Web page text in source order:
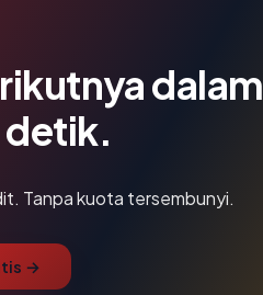
dalam
Tanpa kuota tersembunyi.
→